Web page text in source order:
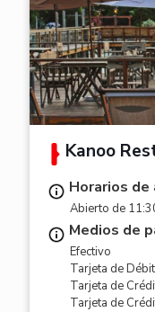
Kanoo
Horarios de
Abierto de
Medios de
Efectivo
Tarjeta de
Tarjeta de
Tarjeta de